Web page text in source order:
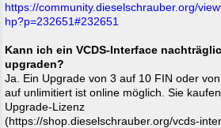
https://community.dieselschrauber.org/
hp?p=232651#232651
Kann ich ein VCDS-Interface
upgraden?
Ja. Ein Upgrade von 3 auf 10 FIN oder
auf unlimitiert ist online möglich. Sie
Upgrade-Lizenz
(https://shop.dieselschrauber.org/vcds-